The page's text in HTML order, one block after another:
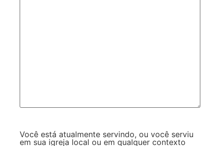
Você está atualmente servindo, ou você serviu
em sua igreja local ou em qualquer contexto